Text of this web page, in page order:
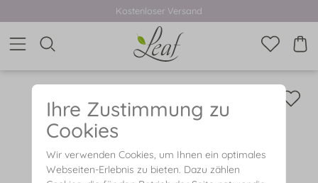
Kostenloser Versand
Ihre Zustimmung zu
Cookies
Wir verwenden Cookies, um Ihnen ein optimales
Webseiten-Erlebnis zu bieten. Dazu zählen